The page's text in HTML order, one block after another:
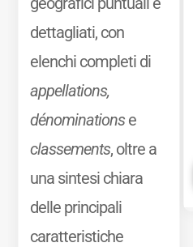
dettagliati, con
elenchi completi di
appellations,
dénominationse
classements, oltre a
una sintesi chiara
delle principali
caratteristiche